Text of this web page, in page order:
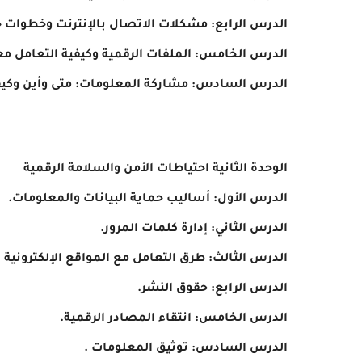
الدرس الرابع: مشكلات الاتصال بالإنترنت وخطوات
الدرس الخامس: الملفات الرقمية وكيفية التعامل
الدرس السادس: مشاركة المعلومات: متى وأين
الوحدة الثانية احتياطات الأمن والسلامة الرقمية
الدرس الأول: أساليب حماية البيانات والمعلومات.
الدرس الثاني: إدارة كلمات المرور.
الدرس الثالث: طرق التعامل مع المواقع الإلكترونية
الدرس الرابع: حقوق النشر.
الدرس الخامس: انتقاء المصادر الرقمية.
الدرس السادس: توثيق المعلومات .